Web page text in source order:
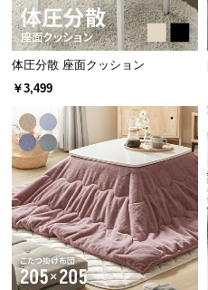
体圧分散 座面クッション
￥3,499